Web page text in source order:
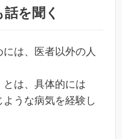
を聞く
は、医者以外の人
は、具体的には
ような病気を経験し